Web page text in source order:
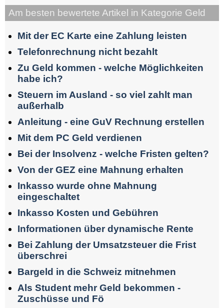
Am besten bewertete Artikel in Kategorie Geld
Mit der EC Karte eine Zahlung leisten
Telefonrechnung nicht bezahlt
Zu Geld kommen - welche Möglichkeiten
habe ich?
Steuern im Ausland - so viel zahlt man
außerhalb
Anleitung - eine GuV Rechnung erstellen
Mit dem PC Geld verdienen
Bei der Insolvenz - welche Fristen gelten?
Von der GEZ eine Mahnung erhalten
Inkasso wurde ohne Mahnung
eingeschaltet
Inkasso Kosten und Gebühren
Informationen über dynamische Rente
Bei Zahlung der Umsatzsteuer die Frist
überschrei
Bargeld in die Schweiz mitnehmen
Als Student mehr Geld bekommen -
Zuschüsse und Fö